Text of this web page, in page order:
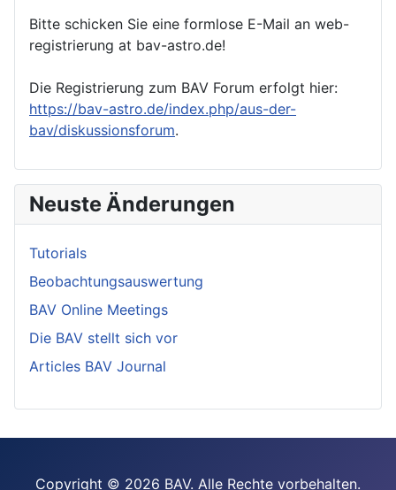
Bitte schicken Sie eine formlose E-Mail an web-
registrierung at bav-astro.de!
Die Registrierung zum BAV Forum erfolgt hier:
https://bav-astro.de/index.php/aus-der-
bav/diskussionsforum.
Neuste Änderungen
Tutorials
Beobachtungsauswertung
BAV Online Meetings
Die BAV stellt sich vor
Articles BAV Journal
Copyright © 2026 BAV. Alle Rechte vorbehalten.